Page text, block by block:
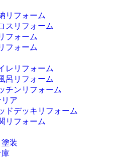
リフォーム
スリフォーム
フォーム
フォーム
レリフォーム
呂リフォーム
チンリフォーム
ア
ドデッキリフォーム
リフォーム
装
庫